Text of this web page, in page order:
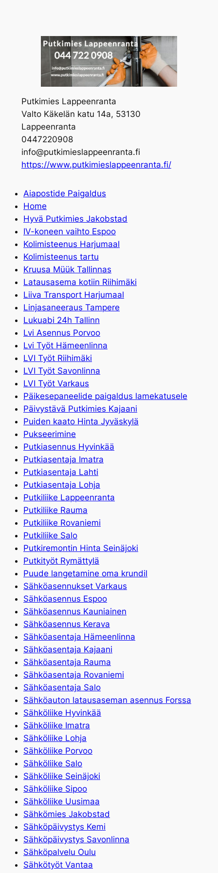
Putkimies Lappeenranta
Valto Käkelän katu 14a, 53130
Lappeenranta
0447220908
info@putkimieslappeenranta.fi
https://www.putkimieslappeenranta.fi/
Aiapostide Paigaldus
Home
Hyvä Putkimies Jakobstad
IV-koneen vaihto Espoo
Kolimisteenus Harjumaal
Kolimisteenus tartu
Kruusa Müük Tallinnas
Latausasema kotiin Riihimäki
Liiva Transport Harjumaal
Linjasaneeraus Tampere
Lukuabi 24h Tallinn
Lvi Asennus Porvoo
Lvi Työt Hämeenlinna
LVI Työt Riihimäki
LVI Työt Savonlinna
LVI Työt Varkaus
Päikesepaneelide paigaldus lamekatusele
Päivystävä Putkimies Kajaani
Puiden kaato Hinta Jyväskylä
Pukseerimine
Putkiasennus Hyvinkää
Putkiasentaja Imatra
Putkiasentaja Lahti
Putkiasentaja Lohja
Putkiliike Lappeenranta
Putkiliike Rauma
Putkiliike Rovaniemi
Putkiliike Salo
Putkiremontin Hinta Seinäjoki
Putkityöt Rymättylä
Puude langetamine oma krundil
Sähköasennukset Varkaus
Sähköasennus Espoo
Sähköasennus Kauniainen
Sähköasennus Kerava
Sähköasentaja Hämeenlinna
Sähköasentaja Kajaani
Sähköasentaja Rauma
Sähköasentaja Rovaniemi
Sähköasentaja Salo
Sähköauton latausaseman asennus Forssa
Sähköliike Hyvinkää
Sähköliike Imatra
Sähköliike Lohja
Sähköliike Porvoo
Sähköliike Salo
Sähköliike Seinäjoki
Sähköliike Sipoo
Sähköliike Uusimaa
Sähkömies Jakobstad
Sähköpäivystys Kemi
Sähköpäivystys Savonlinna
Sähköpalvelu Oulu
Sähkötyöt Vantaa